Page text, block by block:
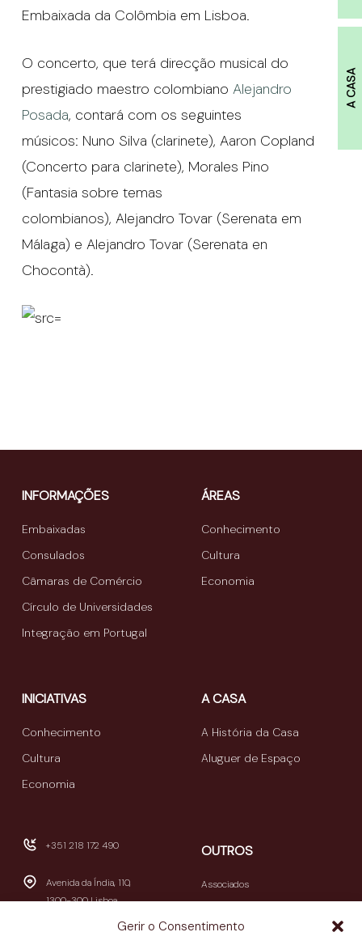
Gerir o Consentimento
A CASA
Embaixada da Colômbia em Lisboa.
O concerto, que terá direcção musical do
prestigiado maestro colombiano Alejandro
Posada, contará com os seguintes
músicos: Nuno Silva (clarinete), Aaron Copland
(Concerto para clarinete), Morales Pino
(Fantasia sobre temas
colombianos), Alejandro Tovar (Serenata em
Málaga) e Alejandro Tovar (Serenata en
Chocontà).
INFORMAÇÕES
Embaixadas
Consulados
Câmaras de Comércio
Círculo de Universidades
Integração em Portugal
ÁREAS
Conhecimento
Cultura
Economia
INICIATIVAS
Conhecimento
Cultura
Economia
A CASA
A História da Casa
Aluguer de Espaço
+351 218 172 490
Avenida da Índia, 110,
1300-300 Lisboa
OUTROS
Associados